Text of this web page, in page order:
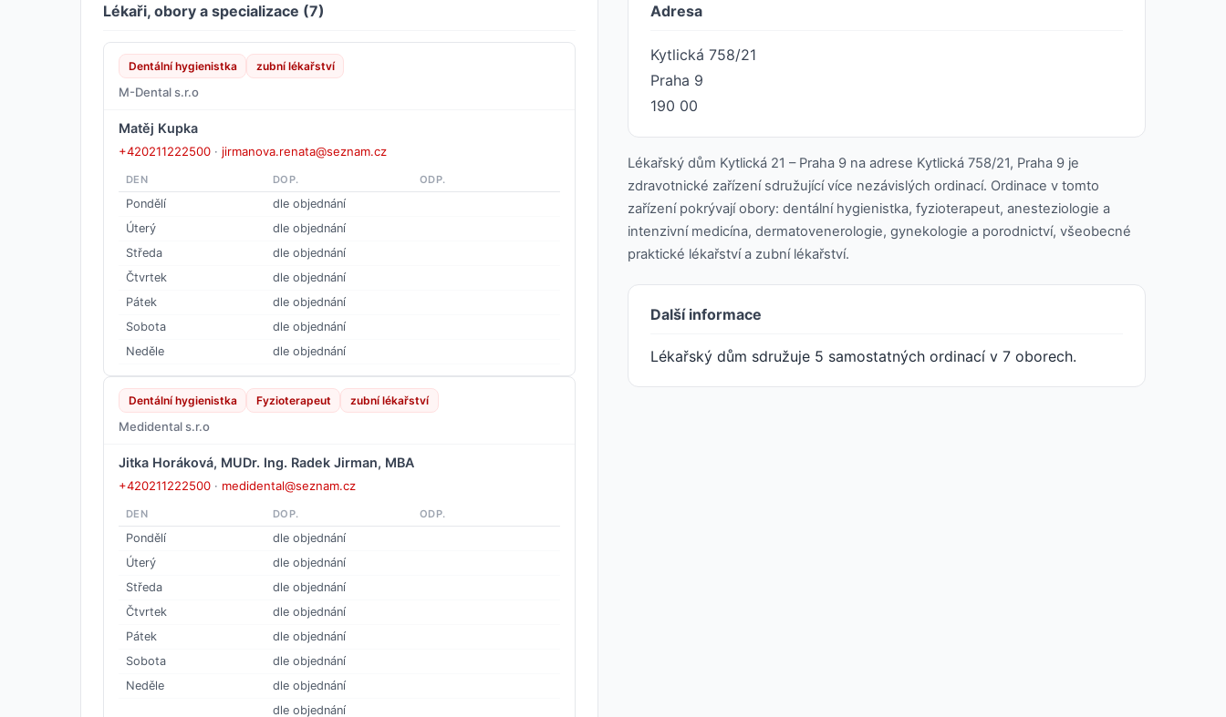
Lékaři, obory a specializace (7)
Dentální hygienistka zubní lékařství
M-Dental s.r.o
Matěj Kupka
+420211222500 · jirmanova.renata@seznam.cz
DEN DOP. ODP.
Pondělí
dle objednání
Úterý
dle objednání
Středa
dle objednání
Čtvrtek
dle objednání
Pátek
dle objednání
Sobota
dle objednání
Neděle
dle objednání
Dentální hygienistka Fyzioterapeut zubní lékařství
Medidental s.r.o
Jitka Horáková, MUDr. Ing. Radek Jirman, MBA
+420211222500 · medidental@seznam.cz
DEN DOP. ODP.
Pondělí
dle objednání
Úterý
dle objednání
Středa
dle objednání
Čtvrtek
dle objednání
Pátek
dle objednání
Sobota
dle objednání
Neděle
dle objednání
dle objednání
Adresa
Kytlická 758/21
Praha 9
190 00
Lékařský dům Kytlická 21 – Praha 9 na adrese Kytlická 758/21, Praha 9 je
zdravotnické zařízení sdružující více nezávislých ordinací. Ordinace v tomto
zařízení pokrývají obory: dentální hygienistka, fyzioterapeut, anesteziologie a
intenzivní medicína, dermatovenerologie, gynekologie a porodnictví, všeobecné
praktické lékařství a zubní lékařství.
Další informace
Lékařský dům sdružuje 5 samostatných ordinací v 7 oborech.